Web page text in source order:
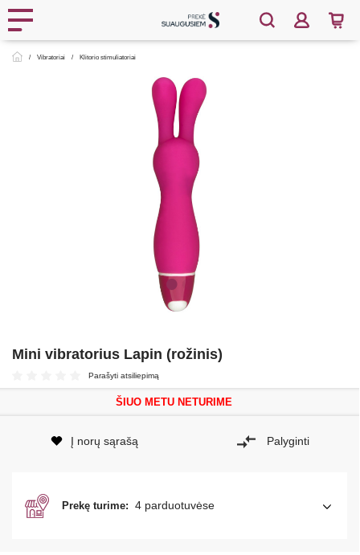
Vibratoriai Klitorio stimuliatoriai
Mini vibratorius Lapin (rožinis)
Parašyti atsiliepimą
ŠIUO METU NETURIME
Į norų sąrašą Palyginti
Prekę turime: 4 parduotuvėse